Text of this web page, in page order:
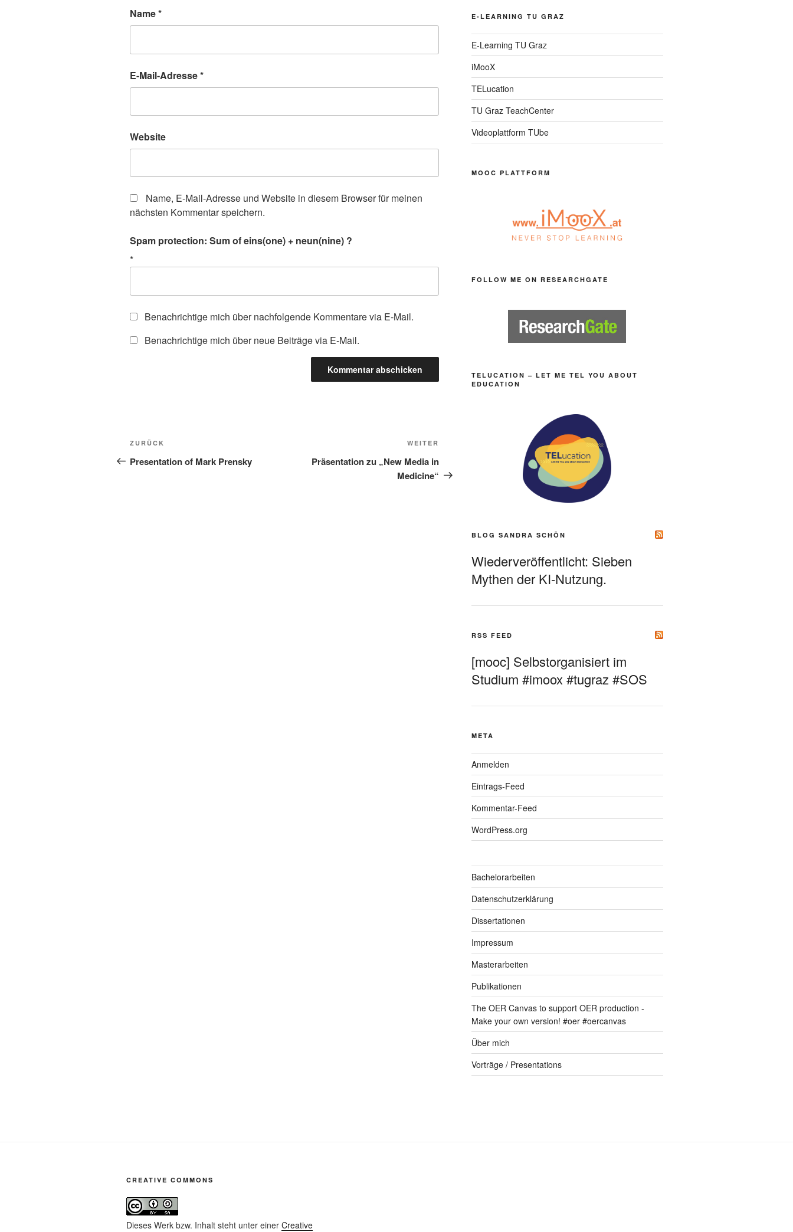
Name*
E-Mail-Adresse*
Website
Name, E-Mail-Adresse und Website in diesem Browser für meinen
nächsten Kommentar speichern.
Spam protection: Sum of eins(one) + neun(nine) ?
*
Benachrichtige mich über nachfolgende Kommentare via E-Mail.
Benachrichtige mich über neue Beiträge via E-Mail.
Beitragsnavigation
Vorheriger
Beitrag
ZURÜCK
Presentation of Mark Prensky
Beitrag
WEITER
Präsentation zu „New Media in
Medicine“
E-LEARNING TU GRAZ
E-Learning TU Graz
iMooX
TELucation
TU Graz TeachCenter
Videoplattform TUbe
MOOC PLATTFORM
FOLLOW ME ON RESEARCHGATE
TELUCATION – LET ME TEL YOU ABOUT
EDUCATION
BLOG SANDRA SCHÖN
Wiederveröffentlicht: Sieben
Mythen der KI-Nutzung.
RSS FEED
[mooc] Selbstorganisiert im
Studium #imoox #tugraz #SOS
META
Anmelden
Eintrags-Feed
Kommentar-Feed
WordPress.org
Bachelorarbeiten
Datenschutzerklärung
Dissertationen
Impressum
Masterarbeiten
Publikationen
The OER Canvas to support OER production -
Make your own version! #oer #oercanvas
Über mich
Vorträge / Presentations
CREATIVE COMMONS
Dieses Werk bzw. Inhalt steht unter einer Creative